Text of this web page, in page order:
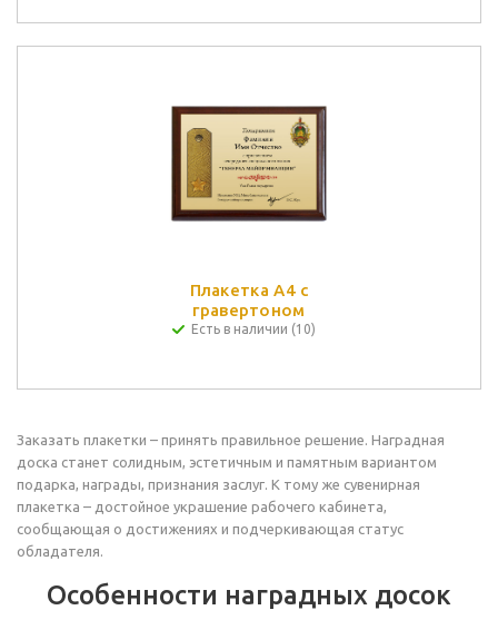
Плакетка А4 с
гравертоном
Есть в наличии (10)
Заказать плакетки – принять правильное решение. Наградная
доска станет солидным, эстетичным и памятным вариантом
подарка, награды, признания заслуг. К тому же сувенирная
плакетка – достойное украшение рабочего кабинета,
сообщающая о достижениях и подчеркивающая статус
обладателя.
Особенности наградных досок